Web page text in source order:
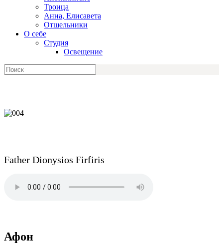
Троица
Анна, Елисавета
Отшельники
О себе
Студия
Освещение
Father Dionysios Firfiris
Афон